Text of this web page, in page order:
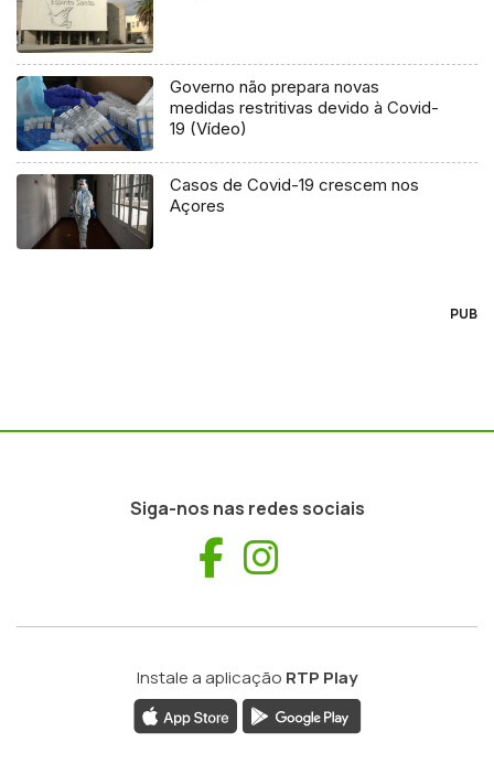
Governo não prepara novas
medidas restritivas devido à Covid-
19 (Vídeo)
Casos de Covid-19 crescem nos
Açores
PUB
Siga-nos nas redes sociais
Facebook
Instale a aplicação RTP Play